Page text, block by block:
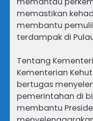
memastikan
membantu
terdampak di
Tentang
Kementerian
bertugas
pemerintahan di
membantu